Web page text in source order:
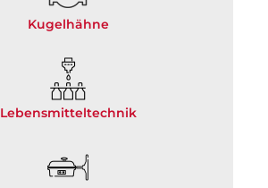
Kugelhähne
Lebensmitteltechnik